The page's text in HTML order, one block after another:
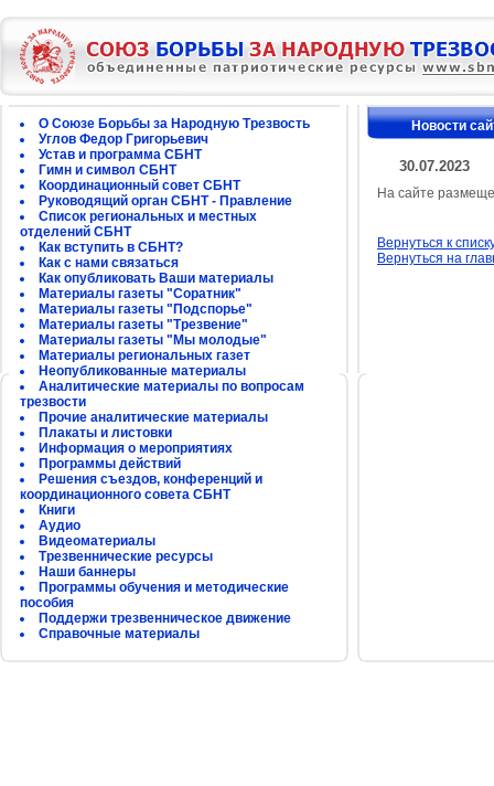
О Союзе Борьбы за Народную Трезвость
Углов Федор Григорьевич
Устав и программа СБНТ
Гимн и символ СБНТ
Координационный совет СБНТ
Руководящий орган СБНТ - Правление
Список региональных и местных
отделений СБНТ
Как вступить в СБНТ?
Как с нами связаться
Как опубликовать Ваши материалы
Материалы газеты "Соратник"
Материалы газеты "Подспорье"
Материалы газеты "Трезвение"
Материалы газеты "Мы молодые"
Материалы региональных газет
Неопубликованные материалы
Аналитические материалы по вопросам
трезвости
Прочие аналитические материалы
Плакаты и листовки
Информация о мероприятиях
Программы действий
Решения съездов, конференций и
координационного совета СБНТ
Книги
Аудио
Видеоматериалы
Трезвеннические ресурсы
Наши баннеры
Программы обучения и методические
пособия
Поддержи трезвенническое движение
Справочные материалы
Новости
30.07.2023
На сайте
Вернуться к
Вернуться на